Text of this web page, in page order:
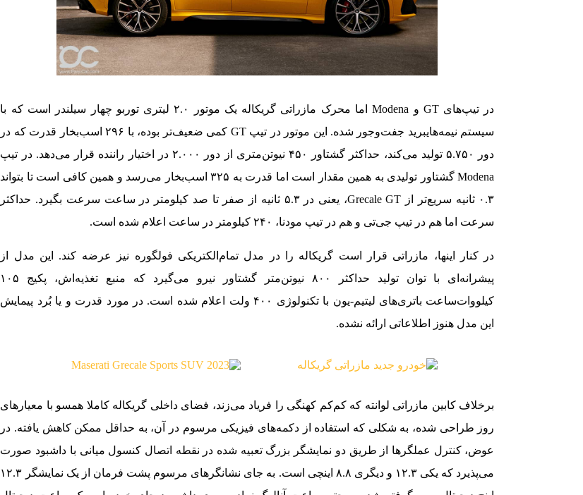
در تیپ‌های GT و Modena اما محرک مازراتی گریکاله یک موتور ۲.۰ لیتری توربو چهار سیلندر است که با
سیستم نیمه‌هایبرید جفت‌وجور شده. این موتور در تیپ GT کمی ضعیف‌تر بوده، با ۲۹۶ اسب‌بخار قدرت که در
دور ۵.۷۵۰ تولید می‌کند، حداکثر گشتاور ۴۵۰ نیوتن‌متری از دور ۲.۰۰۰ در اختیار راننده قرار می‌دهد. در تیپ
Modena گشتاور تولیدی به همین مقدار است اما قدرت به ۳۲۵ اسب‌بخار می‌رسد و همین کافی است تا بتواند
۰.۳ ثانیه سریع‌تر از Grecale GT، یعنی در ۵.۳ ثانیه از صفر تا صد کیلومتر در ساعت سرعت بگیرد. حداکثر
سرعت اما هم در تیپ جی‌تی و هم در تیپ مودنا، ۲۴۰ کیلومتر در ساعت اعلام شده است.
در کنار اینها، مازراتی قرار است گریکاله را در مدل تمام‌الکتریکی فولگوره نیز عرضه کند. این مدل از
پیشرانه‌ای با توان تولید حداکثر ۸۰۰ نیوتن‌متر گشتاور نیرو می‌گیرد که منبع تغذیه‌اش، پکیج ۱۰۵
کیلووات‌‎ساعت باتری‌های لیتیم-یون با تکنولوژی ۴۰۰ ولت اعلام شده است. در مورد قدرت و یا بُرد پیمایش
این مدل هنوز اطلاعاتی ارائه نشده.
برخلاف کابین مازراتی لوانته که کم‌کم کهنگی را فریاد می‌زند، فضای داخلی گریکاله کاملا همسو با معیارهای
روز طراحی شده، به شکلی که استفاده از دکمه‌های فیزیکی مرسوم در آن، به حداقل ممکن کاهش یافته. در
عوض، کنترل عملگرها از طریق دو نمایشگر بزرگ تعبیه شده در نقطه اتصال کنسول میانی با داشبود صورت
می‌پذیرد که یکی ۱۲.۳ و دیگری ۸.۸ اینچی است. به جای نشانگرهای مرسوم پشت فرمان از یک نمایشگر ۱۲.۳